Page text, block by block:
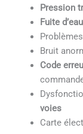
Pression
Fuite d’eau
Bruit
Code
voies
Carte